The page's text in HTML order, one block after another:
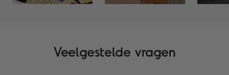
Veelgestelde vragen